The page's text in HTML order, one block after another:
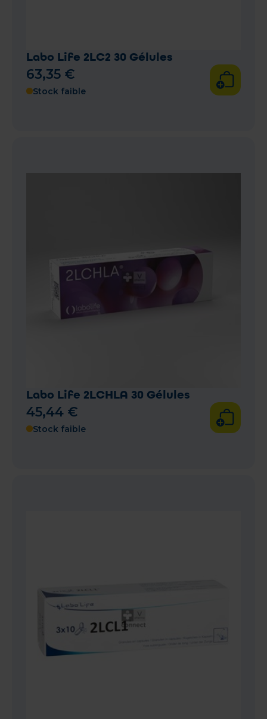
Labo Life 2LC2 30 Gélules
63,35 €
Stock faible
Labo Life 2LCHLA 30 Gélules
45,44 €
Stock faible